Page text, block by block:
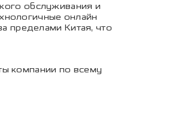
обслуживания и
онлайн
пределами Китая, что
компании по всему